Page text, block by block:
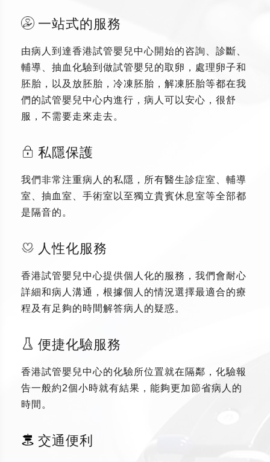
一站式的服務
由病人到達香港試管嬰兒中心開始的咨詢、診斷、
輔導、抽血化驗到做試管嬰兒的取卵，處理卵子和
胚胎，以及放胚胎，冷凍胚胎，解凍胚胎等都在我
們的試管嬰兒中心内進行，病人可以安心，很舒
服，不需要走來走去。
私隱保護
我們非常注重病人的私隱，所有醫生診症室、輔導
室、抽血室、手術室以至獨立貴賓休息室等全部都
是隔音的。
人性化服務
香港試管嬰兒中心提供個人化的服務，我們會耐心
詳細和病人溝通，根據個人的情況選擇最適合的療
程及有足夠的時間解答病人的疑惑。
便捷化驗服務
香港試管嬰兒中心的化驗所位置就在隔鄰，化驗報
告一般約2個小時就有結果，能夠更加節省病人的
時間。
交通便利